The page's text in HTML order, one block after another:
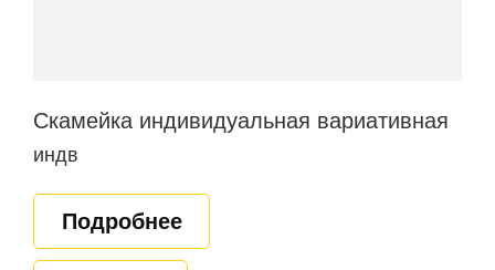
Скамейка индивидуальная вариативная
индв
Подробнее